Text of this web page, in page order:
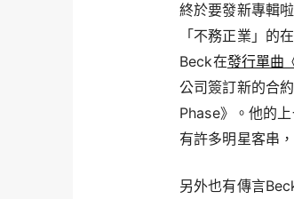
終於要發新專輯
「不務正業」的
Beck在發行單曲
公司簽訂新的合
Phase》。他的
有許多明星客串
另外也有傳言